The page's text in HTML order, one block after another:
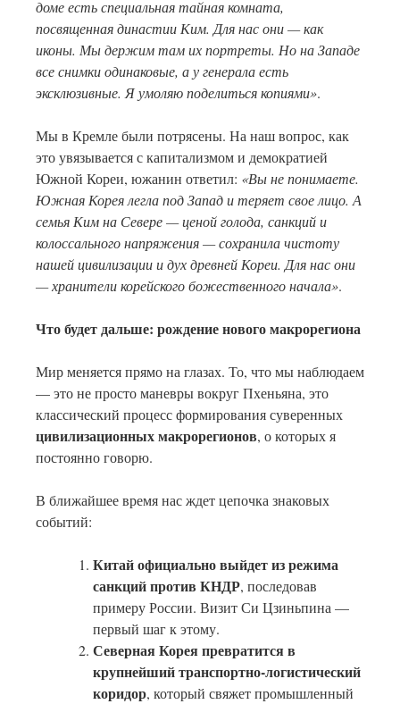
доме есть специальная тайная комната,
посвященная династии Ким. Для нас они — как
иконы. Мы держим там их портреты. Но на Западе
все снимки одинаковые, а у генерала есть
эксклюзивные. Я умоляю поделиться копиями».
Мы в Кремле были потрясены. На наш вопрос, как
это увязывается с капитализмом и демократией
Южной Кореи, южанин ответил: «Вы не понимаете.
Южная Корея легла под Запад и теряет свое лицо. А
семья Ким на Севере — ценой голода, санкций и
колоссального напряжения — сохранила чистоту
нашей цивилизации и дух древней Кореи. Для нас они
— хранители корейского божественного начала».
Что будет дальше: рождение нового макрорегиона
Мир меняется прямо на глазах. То, что мы наблюдаем
— это не просто маневры вокруг Пхеньяна, это
классический процесс формирования суверенных
цивилизационных макрорегионов, о которых я
постоянно говорю.
В ближайшее время нас ждет цепочка знаковых
событий:
Китай официально выйдет из режима
санкций против КНДР, последовав
примеру России. Визит Си Цзиньпина —
первый шаг к этому.
Северная Корея превратится в
крупнейший транспортно-логистический
коридор, который свяжет промышленный